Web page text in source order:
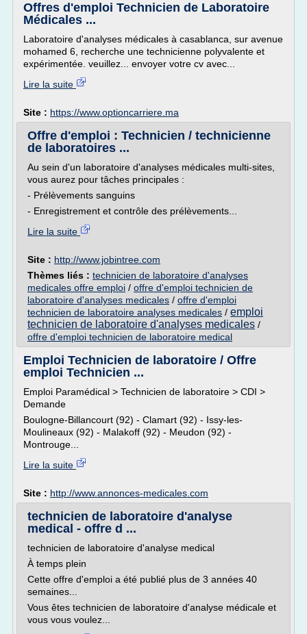
Offres d'emploi Technicien de Laboratoire
Médicales ...
Laboratoire d'analyses médicales à casablanca, sur avenue
mohamed 6, recherche une technicienne polyvalente et
expérimentée. veuillez... envoyer votre cv avec...
Lire la suite
Site : https://www.optioncarriere.ma
Offre d'emploi : Technicien / technicienne
de laboratoires ...
Au sein d'un laboratoire d'analyses médicales multi-sites,
vous aurez pour tâches principales :
- Prélèvements sanguins
- Enregistrement et contrôle des prélèvements...
Lire la suite
Site : http://www.jobintree.com
Thèmes liés : technicien de laboratoire d'analyses
medicales offre emploi / offre d'emploi technicien de
laboratoire d'analyses medicales / offre d'emploi
technicien de laboratoire analyses medicales / emploi
technicien de laboratoire d'analyses medicales /
offre d'emploi technicien de laboratoire medical
Emploi Technicien de laboratoire / Offre
emploi Technicien ...
Emploi Paramédical > Technicien de laboratoire > CDI >
Demande
Boulogne-Billancourt (92) - Clamart (92) - Issy-les-
Moulineaux (92) - Malakoff (92) - Meudon (92) -
Montrouge...
Lire la suite
Site : http://www.annonces-medicales.com
technicien de laboratoire d'analyse
medical - offre d ...
technicien de laboratoire d'analyse medical
À temps plein
Cette offre d'emploi a été publié plus de 3 années 40
semaines...
Vous êtes technicien de laboratoire d'analyse médicale et
vous vous voulez...